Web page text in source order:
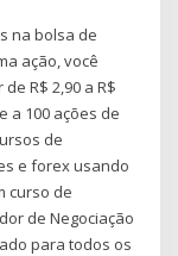
na bolsa de
ação, você
R$ 2,90 a R$
a 100 ações de
de
e forex usando
curso de
de Negociação
para todos os